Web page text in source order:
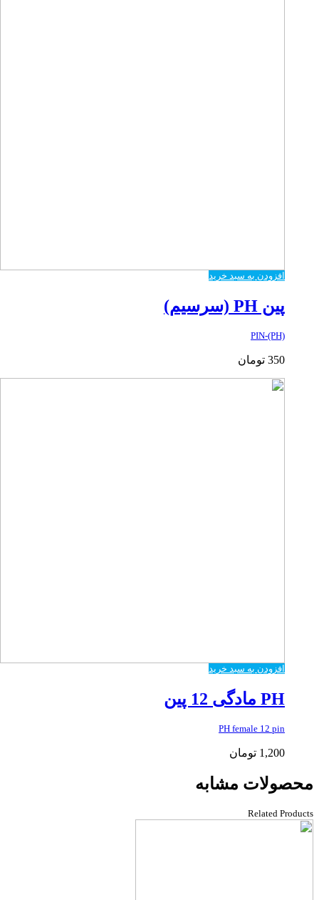
افزودن به سبد خرید
پین PH (سرسیم)
PIN-(PH)
350 تومان
افزودن به سبد خرید
PH مادگی 12 پین
PH female 12 pin
1,200 تومان
محصولات مشابه
Related Products